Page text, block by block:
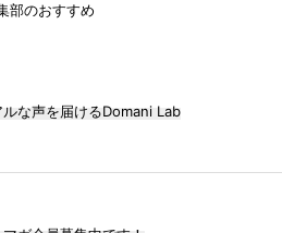
部のおすすめ
ルな声を届けるDomani Lab